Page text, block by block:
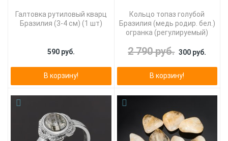
Галтовка рутиловый кварц
Бразилия (3-4 см) (1 шт)
590 руб.
В корзину!
Кольцо топаз голубой
Бразилия (медь родир. бел.)
огранка (регулируемый)
2 790 руб. 300 руб.
В корзину!